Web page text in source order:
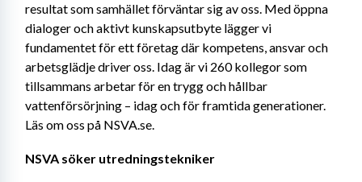
resultat som samhället förväntar sig av oss. Med öppna
dialoger och aktivt kunskapsutbyte lägger vi
fundamentet för ett företag där kompetens, ansvar och
arbetsglädje driver oss. Idag är vi 260 kollegor som
tillsammans arbetar för en trygg och hållbar
vattenförsörjning – idag och för framtida generationer.
Läs om oss på NSVA.se.
NSVA söker utredningstekniker